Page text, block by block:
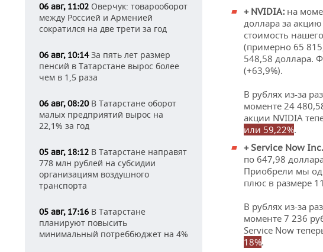
06 авг, 11:02 Оверчук: товарооборот
между Россией и Арменией
сократился на две трети за год
06 авг, 10:14За пять лет размер
пенсий в Татарстане вырос более
чем в 1,5 раза
06 авг, 08:20В Татарстане оборот
малых предприятий вырос на
22,1% за год
05 авг, 18:12 В Татарстане направят
778 млн рублей на субсидии
организациям воздушного
транспорта
05 авг, 17:16 В Татарстане
планируют повысить
минимальный потреббюджет на 4%
+ NVIDIA: на
доллара за
стоимость
(примерно 65
548,58 доллара.
(+63,9%).
В рублях из-за
моменте 24
акции NVIDIA
или 59,22%.
+ Service Now Inc
по 647,98
Приобрели мы
плюс в размере
В рублях из-за
моменте 7 236
Service Now
18%.